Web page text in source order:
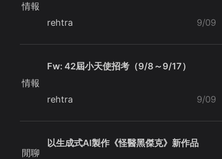
情報
rehtra 9/09
情報
Fw: 42屆小天使招考（9/8～9/17）
rehtra 9/09
閒聊
以生成式AI製作《怪醫黑傑克》新作品